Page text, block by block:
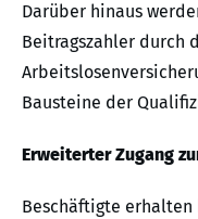
Darüber hinaus
Beitragszahler durch
Bausteine der
Erweiterter Zugang
Beschäftigte erhalten